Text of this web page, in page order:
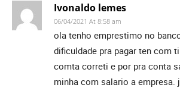
Ivonaldo lemes
06/04/2021 At 8:58 am
ola tenho emprestimo no
dificuldade pra pagar ten com
comta correti e por pra conta
minha com salario a empresa.